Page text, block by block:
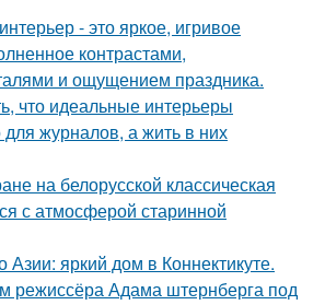
- это яркое, игривое
контрастами,
и ощущением праздника.
что идеальные интерьеры
для журналов, а жить в них
на белорусской классическая
с атмосферой старинной
Азии: яркий дом в Коннектикуте.
режиссёра Адама штернберга под